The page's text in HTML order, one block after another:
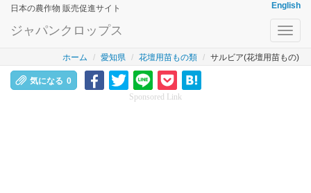
日本の農作物 販売促進サイト English
ジャパンクロップス
ホーム 愛知県 花壇用苗もの類 サルビア(花壇用苗もの)
気になる 0
Sponsored Link